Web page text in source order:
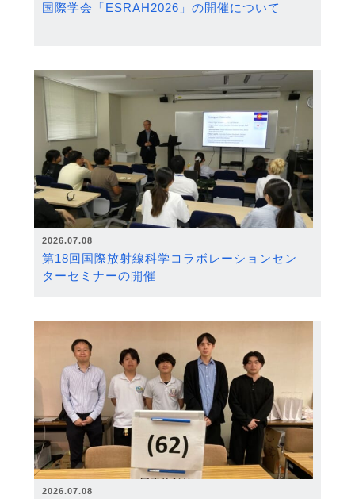
国際学会「ESRAH2026」の開催について
2026.07.08
第18回国際放射線科学コラボレーションセン
ターセミナーの開催
2026.07.08